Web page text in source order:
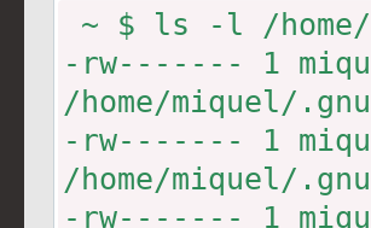
~ $ ls -l /home/
-rw------- 1
/home/miquel/
-rw------- 1
/home/miquel/
-rw------- 1